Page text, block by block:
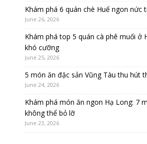
Khám phá 6 quán chè Huế ngon nức
June 26, 2026
Khám phá top 5 quán cà phê muối ở
khó cưỡng
June 25, 2026
5 món ăn đặc sản Vũng Tàu thu hút
June 24, 2026
Khám phá món ăn ngon Hạ Long: 7
không thể bỏ lỡ
June 23, 2026